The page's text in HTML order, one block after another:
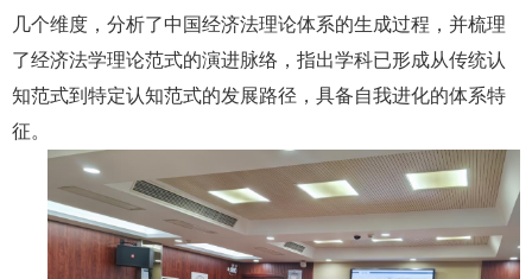
几个维度，分析了中国经济法理论体系的生成过程，并梳理
了经济法学理论范式的演进脉络，指出学科已形成从传统认
知范式到特定认知范式的发展路径，具备自我进化的体系特
征。